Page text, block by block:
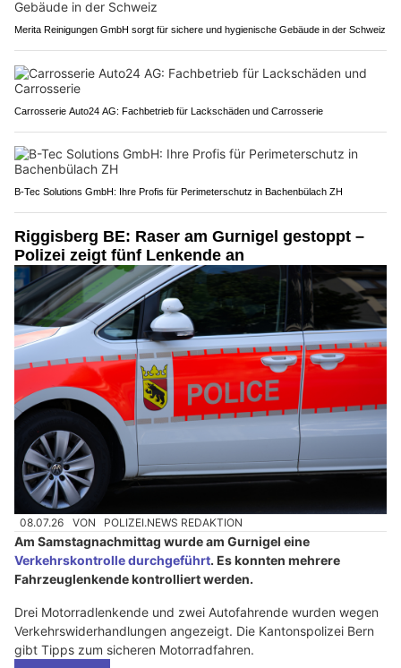
Merita Reinigungen GmbH sorgt für sichere und hygienische Gebäude in der Schweiz
Carrosserie Auto24 AG: Fachbetrieb für Lackschäden und Carrosserie
B-Tec Solutions GmbH: Ihre Profis für Perimeterschutz in Bachenbülach ZH
Riggisberg BE: Raser am Gurnigel gestoppt –
Polizei zeigt fünf Lenkende an
08.07.26 VON POLIZEI.NEWS REDAKTION
Am Samstagnachmittag wurde am Gurnigel eine
Verkehrskontrolle durchgeführt. Es konnten mehrere
Fahrzeuglenkende kontrolliert werden.
Drei Motorradlenkende und zwei Autofahrende wurden wegen
Verkehrswiderhandlungen angezeigt. Die Kantonspolizei Bern
gibt Tipps zum sicheren Motorradfahren.